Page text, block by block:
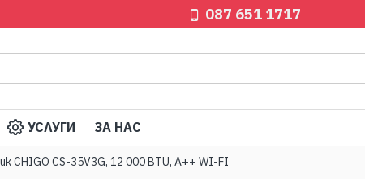
087 651 1717
УСЛУГИ ЗА НАС
CHIGO CS-35V3G, 12 000 BTU, A++ WI-FI